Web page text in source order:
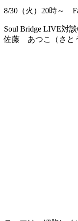
8/30（火）20時～
Soul Bridge LIVE対
佐藤 あつこ（さと